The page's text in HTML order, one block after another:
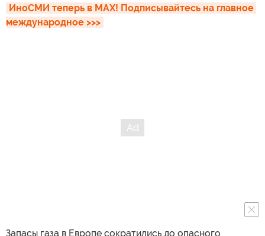
ИноСМИ теперь в MAX! Подписывайтесь на главное
международное >>>
Запасы газа в Европе сократились до опасного